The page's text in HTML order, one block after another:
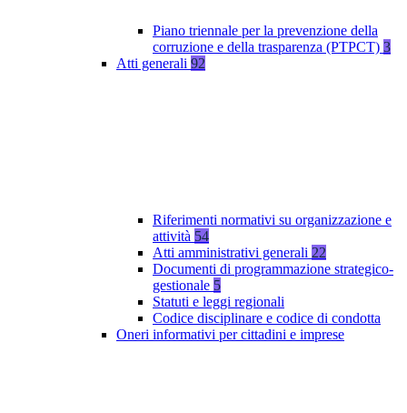
Piano triennale per la prevenzione della
corruzione e della trasparenza (PTPCT) 3
Atti generali 92
Riferimenti normativi su organizzazione e
attività 54
Atti amministrativi generali 22
Documenti di programmazione strategico-
gestionale 5
Statuti e leggi regionali
Codice disciplinare e codice di condotta
Oneri informativi per cittadini e imprese